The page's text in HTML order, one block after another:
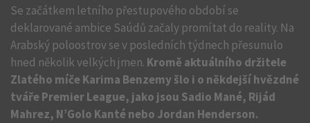
Se začátkem letního přestupového období se
deklarované ambice Saúdů začaly promítat do reality. Na
Arabský poloostrov se v posledních týdnech přesunulo
hned několik velkých jmen. Kromě aktuálního držitele
Zlatého míče Karima Benzemy šlo i o někdejší hvězdné
tváře Premier League, jako jsou Sadio Mané, Rijád
Mahrez, N’Golo Kanté nebo Jordan Henderson.